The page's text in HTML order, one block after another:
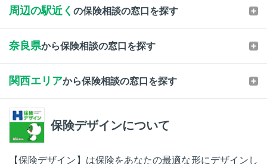
周辺の駅近く の保険相談の窓口を探す
奈良県から保険相談の窓口を探す
関西エリアから保険相談の窓口を探す
保険デザインについて
【保険デザイン】は保険をあなたの最適な形にデザインし